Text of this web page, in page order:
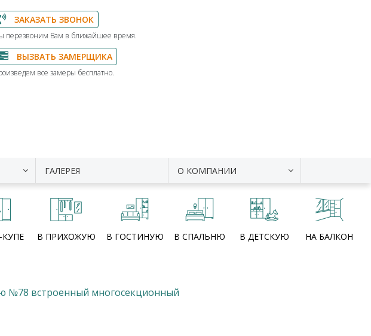
ЗАКАЗАТЬ ЗВОНОК
перезвоним Вам в ближайшее время.
ВЫЗВАТЬ ЗАМЕРЩИКА
все замеры бесплатно.
ГАЛЕРЕЯ О КОМПАНИИ
В ПРИХОЖУЮ В ГОСТИНУЮ В СПАЛЬНЮ В ДЕТСКУЮ НА БАЛКОН
№78 встроенный многосекционный